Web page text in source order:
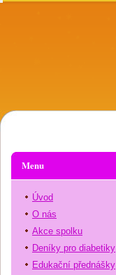
Menu
Úvod
O nás
Akce spolku
Deníky pro diabetiky
Edukační přednášky